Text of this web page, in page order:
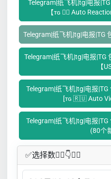
Telegram|纸飞机|tg|电报
【ᴛɢ ❤️‍🔥 Auto
Telegram|纸飞机|tg|电报|TG
Telegram|纸飞机|tg|电报|TG
【
Telegram|纸飞机|tg|电报
[ᴛɢ 🇷🇺 Auto
Telegram|纸飞机|tg|电报
(80个
✅​选择数👇🏻​​👇👇🏻​​